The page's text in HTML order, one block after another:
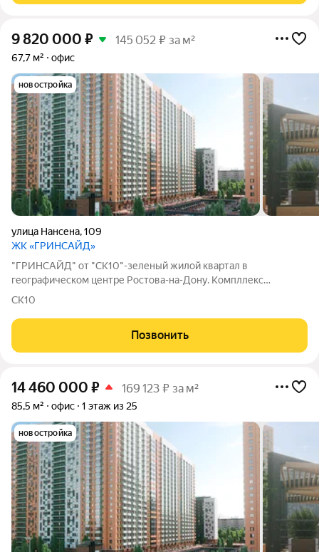
9 820 000 ₽ 145 052 ₽ за м²
67,7 м² офис
новостройка
улица Нансена,109
ЖК «ГРИНСАЙД»
"ГРИНСАЙД" от "СК10"-зеленый жилой квартал в
географическом центре Ростова-на-Дону. Компллекс
расположен в границах трех улиц Нагибина, Ленина и Нансена.
расстоянии шага. ТЦ «Горизонт» в 5 минутах,
СК10
Позвонить
14 460 000 ₽ 169 123 ₽ за м²
85,5 м² офис 1 этаж из 25
новостройка